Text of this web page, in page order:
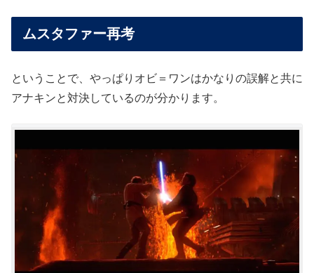
ムスタファー再考
ということで、やっぱりオビ＝ワンはかなりの誤解と共に
アナキンと対決しているのが分かります。